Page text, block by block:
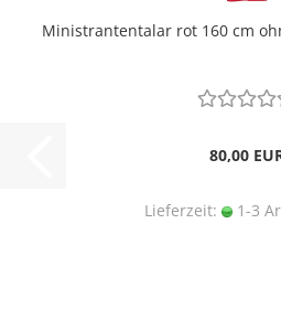
Ministrantentalar rot 160 cm
80,00
Lieferzeit: 1-3